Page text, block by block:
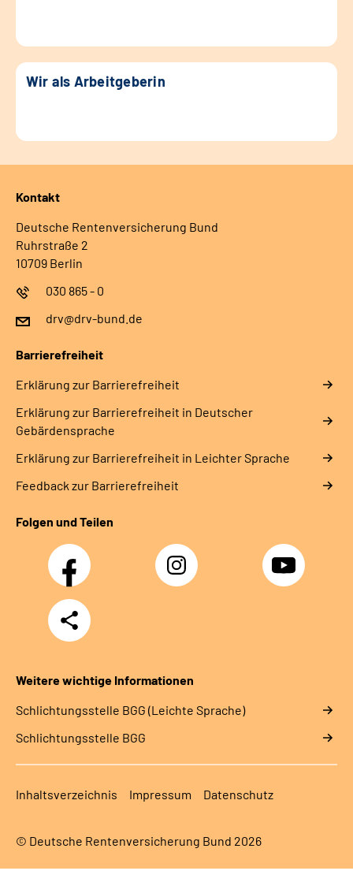
Wir als Arbeitgeberin
Kontakt
Deutsche Rentenversicherung Bund
Ruhrstraße 2
10709 Berlin
030 865 - 0
drv@drv-bund.de
Barrierefreiheit
Erklärung zur Barrierefreiheit
Erklärung zur Barrierefreiheit in Deutscher
Gebärdensprache
Erklärung zur Barrierefreiheit in Leichter Sprache
Feedback zur Barrierefreiheit
Folgen und Teilen
Facebook Instagram YouTube
Teilen
Weitere wichtige Informationen
Schlich­tungs­stel­le BGG (Leichte Sprache)
Schlich­tungs­stel­le BGG
Inhaltsverzeichnis Impressum Datenschutz
© Deutsche Rentenversicherung Bund 2026